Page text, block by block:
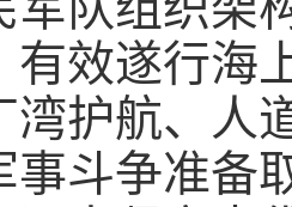
有效遂行海
湾护航、人
事斗争准备